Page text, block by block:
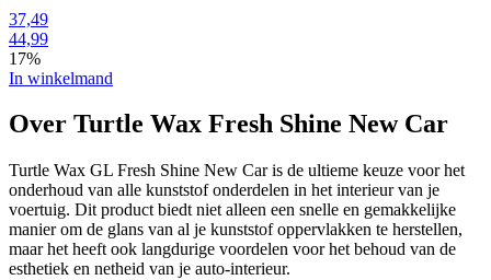
37,49
44,99
17%
In winkelmand
Over Turtle Wax Fresh Shine New Car
Turtle Wax GL Fresh Shine New Car is de ultieme keuze voor het
onderhoud van alle kunststof onderdelen in het interieur van je
voertuig. Dit product biedt niet alleen een snelle en gemakkelijke
manier om de glans van al je kunststof oppervlakken te herstellen,
maar het heeft ook langdurige voordelen voor het behoud van de
esthetiek en netheid van je auto-interieur.